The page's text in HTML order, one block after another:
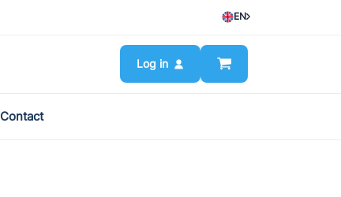
EN
Log in
Contact